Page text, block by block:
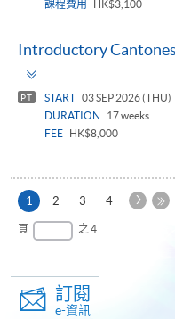
課程費用
HK$3,100
Introductory
PT START 03 SEP 2026 (THU)
DURATION
17 weeks
FEE
HK$8,000
1 本
頁
2 3 4
下
頁 之 4
訂閱
e-資訊